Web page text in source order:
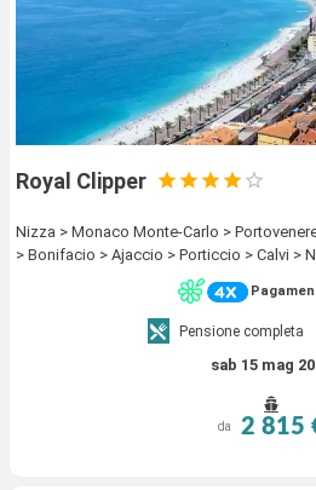
Royal Clipper
Nizza > Monaco Monte-Carlo >
> Bonifacio > Ajaccio > Porticcio > Calvi >
Pensione completa
sab 15 mag
da 2 815